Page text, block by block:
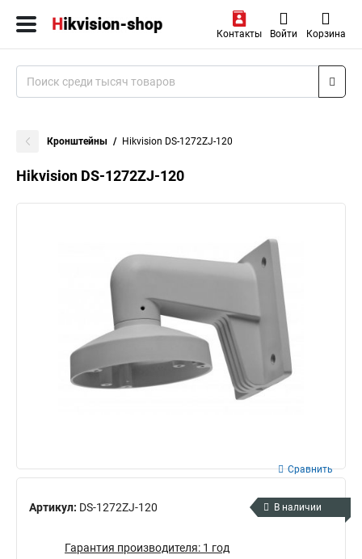
Контакты Войти Корзина
Кронштейны Hikvision DS-1272ZJ-120
Hikvision DS-1272ZJ-120
Артикул: DS-1272ZJ-120
Сравнить
В наличии
Гарантия производителя: 1 год